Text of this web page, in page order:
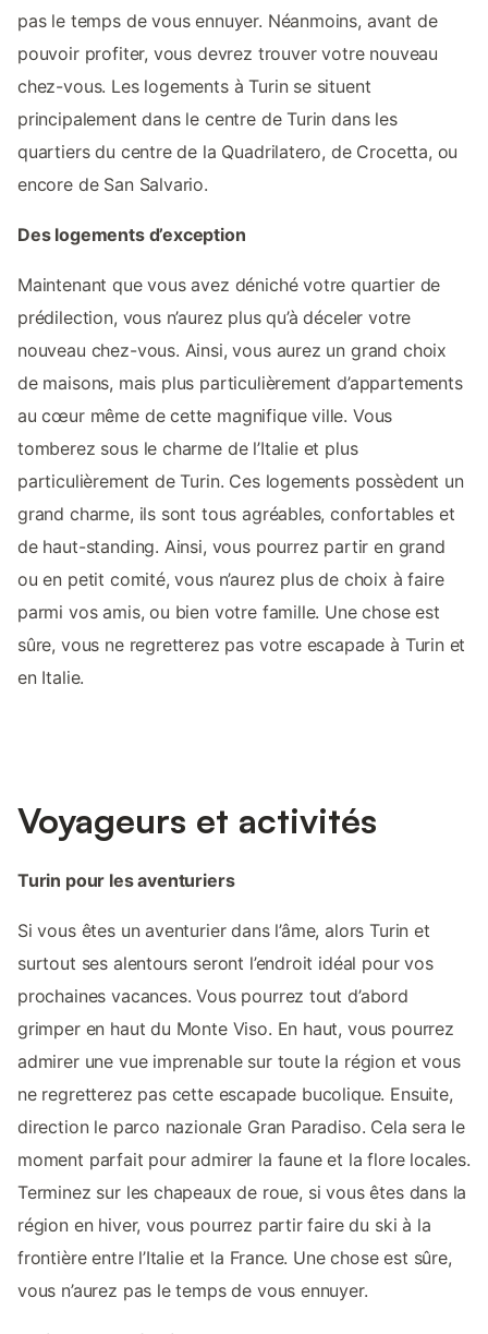
pas le temps de vous ennuyer. Néanmoins, avant de
pouvoir profiter, vous devrez trouver votre nouveau
chez-vous. Les logements à Turin se situent
principalement dans le centre de Turin dans les
quartiers du centre de la Quadrilatero, de Crocetta, ou
encore de San Salvario.
Des logements d’exception
Maintenant que vous avez déniché votre quartier de
prédilection, vous n’aurez plus qu’à déceler votre
nouveau chez-vous. Ainsi, vous aurez un grand choix
de maisons, mais plus particulièrement d’appartements
au cœur même de cette magnifique ville. Vous
tomberez sous le charme de l’Italie et plus
particulièrement de Turin. Ces logements possèdent un
grand charme, ils sont tous agréables, confortables et
de haut-standing. Ainsi, vous pourrez partir en grand
ou en petit comité, vous n’aurez plus de choix à faire
parmi vos amis, ou bien votre famille. Une chose est
sûre, vous ne regretterez pas votre escapade à Turin et
en Italie.
Voyageurs et activités
Turin pour les aventuriers
Si vous êtes un aventurier dans l’âme, alors Turin et
surtout ses alentours seront l’endroit idéal pour vos
prochaines vacances. Vous pourrez tout d’abord
grimper en haut du Monte Viso. En haut, vous pourrez
admirer une vue imprenable sur toute la région et vous
ne regretterez pas cette escapade bucolique. Ensuite,
direction le parco nazionale Gran Paradiso. Cela sera le
moment parfait pour admirer la faune et la flore locales.
Terminez sur les chapeaux de roue, si vous êtes dans la
région en hiver, vous pourrez partir faire du ski à la
frontière entre l’Italie et la France. Une chose est sûre,
vous n’aurez pas le temps de vous ennuyer.